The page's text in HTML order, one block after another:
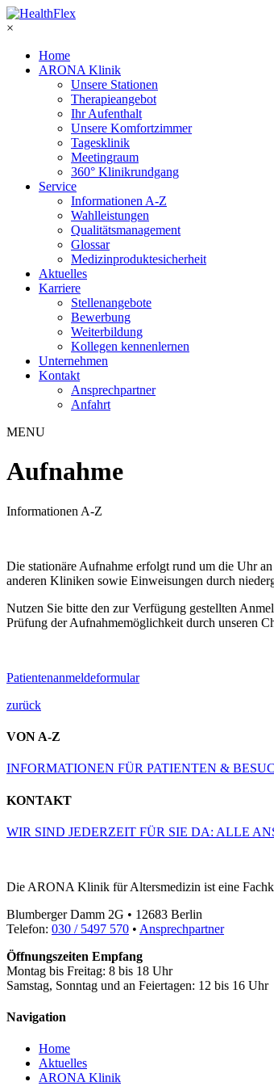
×
Home
ARONA Klinik
Unsere Stationen
Therapieangebot
Ihr Aufenthalt
Unsere Komfortzimmer
Tagesklinik
Meetingraum
360° Klinikrundgang
Service
Informationen A-Z
Wahlleistungen
Qualitätsmanagement
Glossar
Medizinproduktesicherheit
Aktuelles
Karriere
Stellenangebote
Bewerbung
Weiterbildung
Kollegen kennenlernen
Unternehmen
Kontakt
Ansprechpartner
Anfahrt
MENU
Aufnahme
Informationen A-Z
Die stationäre Aufnahme erfolgt rund um die Uhr
anderen Kliniken sowie Einweisungen durch
Nutzen Sie bitte den zur Verfügung gestellten
Prüfung der Aufnahmemöglichkeit durch unseren
Patientenanmeldeformular
zurück
VON A-Z
INFORMATIONEN FÜR PATIENTEN &
KONTAKT
WIR SIND JEDERZEIT FÜR SIE DA: ALLE
Die ARONA Klinik für Altersmedizin ist eine
Blumberger Damm 2G • 12683 Berlin
Telefon: 030 / 5497 570 • Ansprechpartner
Öffnungszeiten Empfang
Montag bis Freitag: 8 bis 18 Uhr
Samstag, Sonntag und an Feiertagen: 12 bis 16 Uhr
Navigation
Home
Aktuelles
ARONA Klinik